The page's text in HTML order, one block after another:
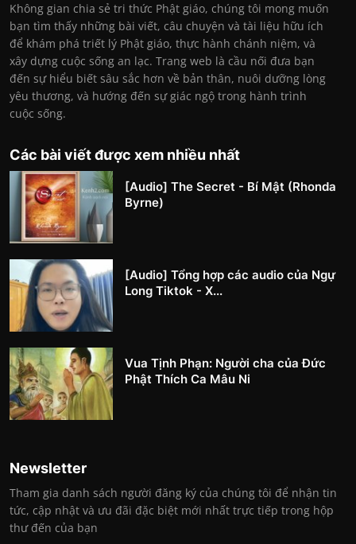
Không gian chia sẻ tri thức Phật giáo, chúng tôi mong muốn
bạn tìm thấy những bài viết, câu chuyện và tài liệu hữu ích
để khám phá triết lý Phật giáo, thực hành chánh niệm, và
xây dựng cuộc sống an lạc. Trang web là cầu nối đưa bạn
đến sự hiểu biết sâu sắc hơn về bản thân, nuôi dưỡng lòng
yêu thương, và hướng đến sự giác ngộ trong hành trình
cuộc sống.
Các bài viết được xem nhiều nhất
[Audio] The Secret - Bí Mật (Rhonda
Byrne)
[Audio] Tổng hợp các audio của Ngự
Long Tiktok - X...
Vua Tịnh Phạn: Người cha của Đức
Phật Thích Ca Mâu Ni
Newsletter
Tham gia danh sách người đăng ký của chúng tôi để nhận tin
tức, cập nhật và ưu đãi đặc biệt mới nhất trực tiếp trong hộp
thư đến của bạn